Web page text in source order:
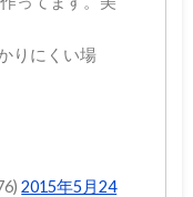
りにくい場
2015年5月24